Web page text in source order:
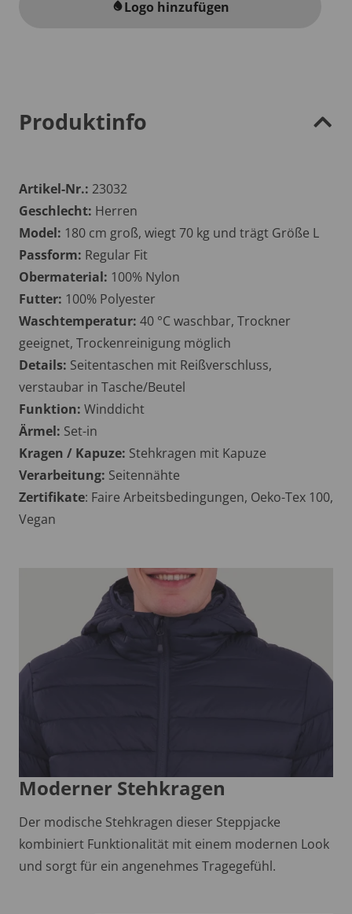
water_dropLogo hinzufügen
Produktinfo
Artikel-Nr.: 23032
Geschlecht: Herren
Model: 180 cm groß, wiegt 70 kg und trägt Größe L
Passform: Regular Fit
Obermaterial: 100% Nylon
Futter: 100% Polyester
Waschtemperatur: 40 °C waschbar, Trockner
geeignet, Trockenreinigung möglich
Details: Seitentaschen mit Reißverschluss,
verstaubar in Tasche/Beutel
Funktion: Winddicht
Ärmel: Set-in
Kragen / Kapuze: Stehkragen mit Kapuze
Verarbeitung: Seitennähte
Zertifikate: Faire Arbeitsbedingungen, Oeko-Tex 100,
Vegan
Moderner Stehkragen
Der modische Stehkragen dieser Steppjacke
kombiniert Funktionalität mit einem modernen Look
und sorgt für ein angenehmes Tragegefühl.